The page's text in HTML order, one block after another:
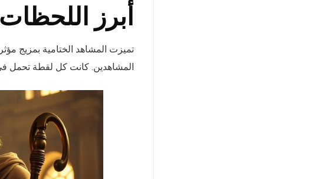
أبرز
تميزت المشاهد الختامية بمزيج
المشاهدين. كانت كل لقطة تحمل